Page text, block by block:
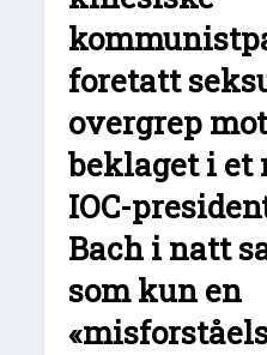
foretatt
overgrep
beklaget i et
IOC-
Bach i natt
som kun en